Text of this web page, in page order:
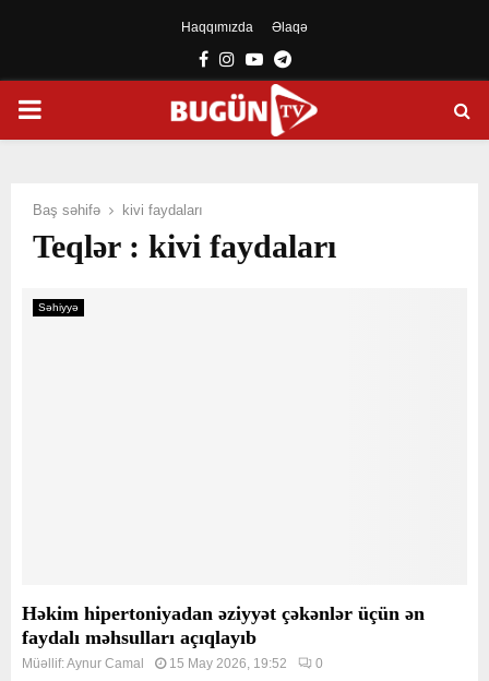
Haqqımızda Əlaqə
Facebook
Instagram
YoutubeTelegram
PRIMARY
Baş səhifə kivi faydaları
Teqlər : kivi faydaları
Səhiyyə
Həkim hipertoniyadan əziyyət çəkənlər üçün ən
faydalı məhsulları açıqlayıb
Müəllif:Aynur Camal 15 May 2026, 19:52 0